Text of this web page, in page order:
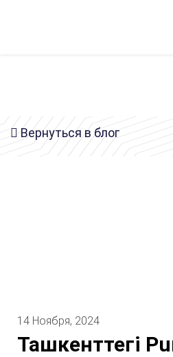
Вернуться в блог
14 Ноября, 2024
Ташкенттегі